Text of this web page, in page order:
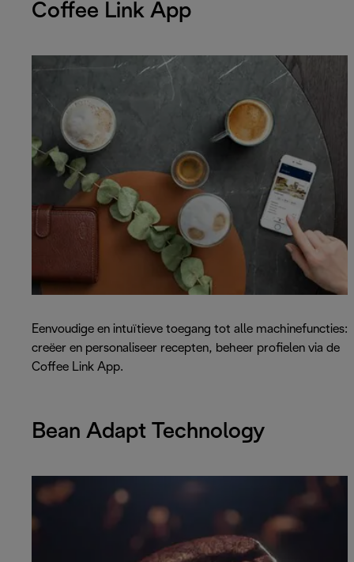
Coffee Link App
Eenvoudige en intuïtieve toegang tot alle machinefuncties:
creëer en personaliseer recepten, beheer profielen via de
Coffee Link App.
Bean Adapt Technology